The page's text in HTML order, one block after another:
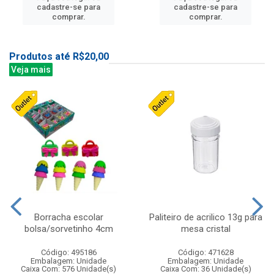
cadastre-se para
comprar.
cadastre-se para
comprar.
Produtos até R$20,00
Veja mais
Borracha escolar
bolsa/sorvetinho 4cm
Código: 495186
Embalagem: Unidade
Caixa Com: 576 Unidade(s)
Paliteiro de acrilico 13g para
mesa cristal
Código: 471628
Embalagem: Unidade
Caixa Com: 36 Unidade(s)